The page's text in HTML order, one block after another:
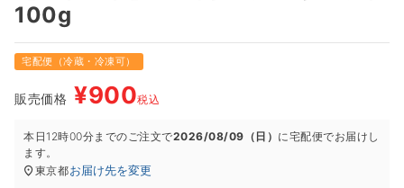
100g
宅配便（冷蔵・冷凍可）
販売価格 ¥900税込
本日 12時00分までのご注文で2026/08/09（日） に宅配便でお届けし
ます。
東京都お届け先を変更